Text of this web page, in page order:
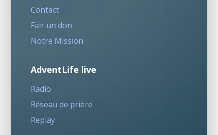
Contact
Fair un don
Notre Mission
AdventLife live
Radio
Réseau de prière
Replay